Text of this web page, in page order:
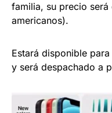
familia, su precio será
americanos).
Estará disponible
y será despachado a